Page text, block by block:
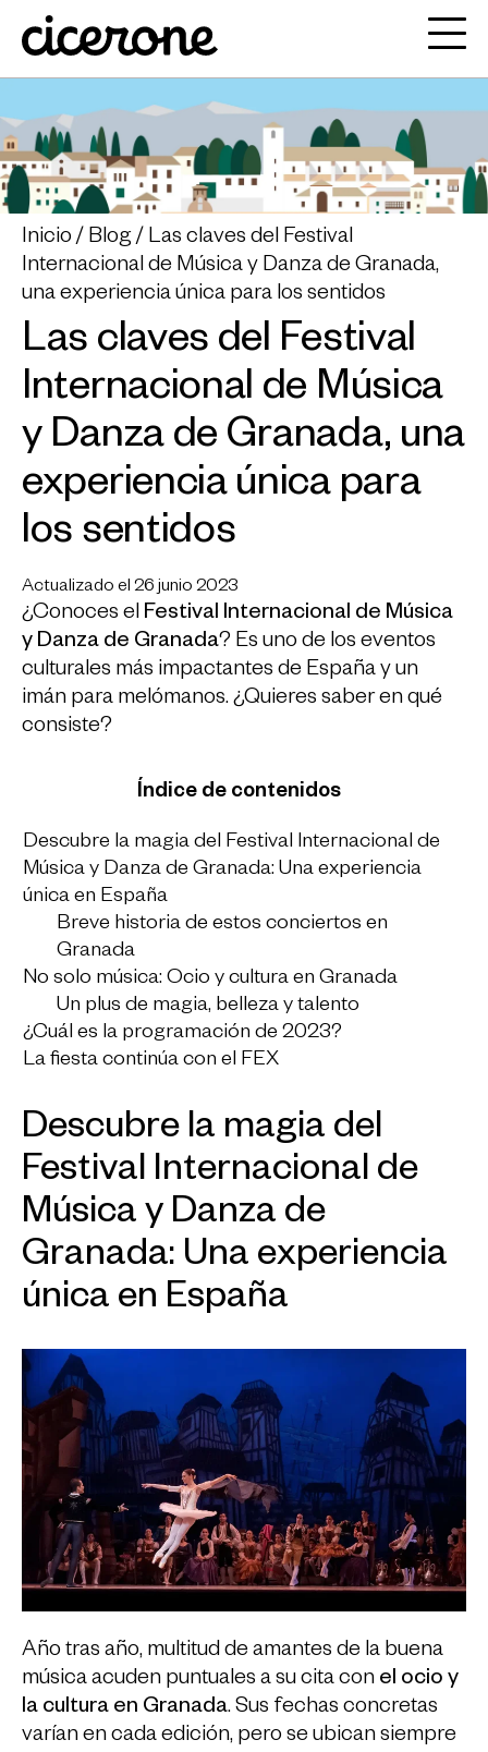
Inicio Blog
Las claves del Festival
Internacional de Música y Danza de Granada,
una experiencia única para los sentidos
Las claves del Festival
Internacional de Música
y Danza de Granada, una
experiencia única para
los sentidos
Actualizado el 26 junio 2023
¿Conoces el Festival Internacional de Música
y Danza de Granada? Es uno de los eventos
culturales más impactantes de España y un
imán para melómanos. ¿Quieres saber en qué
consiste?
Índice de contenidos
Descubre la magia del Festival Internacional de
Música y Danza de Granada: Una experiencia
única en España
Breve historia de estos conciertos en
Granada
No solo música: Ocio y cultura en Granada
Un plus de magia, belleza y talento
¿Cuál es la programación de 2023?
La fiesta continúa con el FEX
Descubre la magia del
Festival Internacional de
Música y Danza de
Granada: Una experiencia
única en España
Año tras año, multitud de amantes de la buena
música acuden puntuales a su cita con el ocio y
la cultura en Granada. Sus fechas concretas
varían en cada edición, pero se ubican siempre